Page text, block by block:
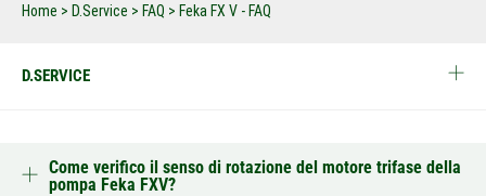
Home > D.Service > FAQ > Feka FX V - FAQ
D.SERVICE
Come verifico il senso di rotazione del motore trifase della
pompa Feka FXV?